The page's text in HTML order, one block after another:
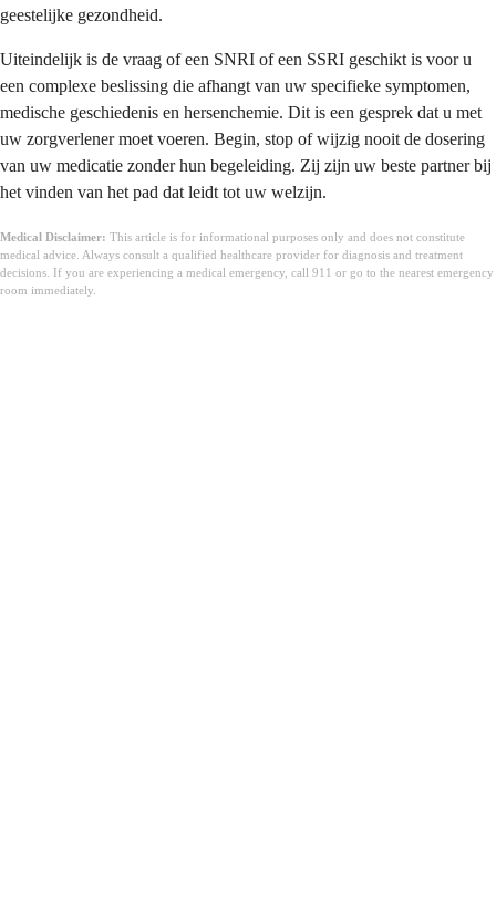
geestelijke gezondheid.
Uiteindelijk is de vraag of een SNRI of een SSRI geschikt is voor u
een complexe beslissing die afhangt van uw specifieke symptomen,
medische geschiedenis en hersenchemie. Dit is een gesprek dat u met
uw zorgverlener moet voeren. Begin, stop of wijzig nooit de dosering
van uw medicatie zonder hun begeleiding. Zij zijn uw beste partner bij
het vinden van het pad dat leidt tot uw welzijn.
Medical Disclaimer: This article is for informational purposes only and does not constitute
medical advice. Always consult a qualified healthcare provider for diagnosis and treatment
decisions. If you are experiencing a medical emergency, call 911 or go to the nearest emergency
room immediately.